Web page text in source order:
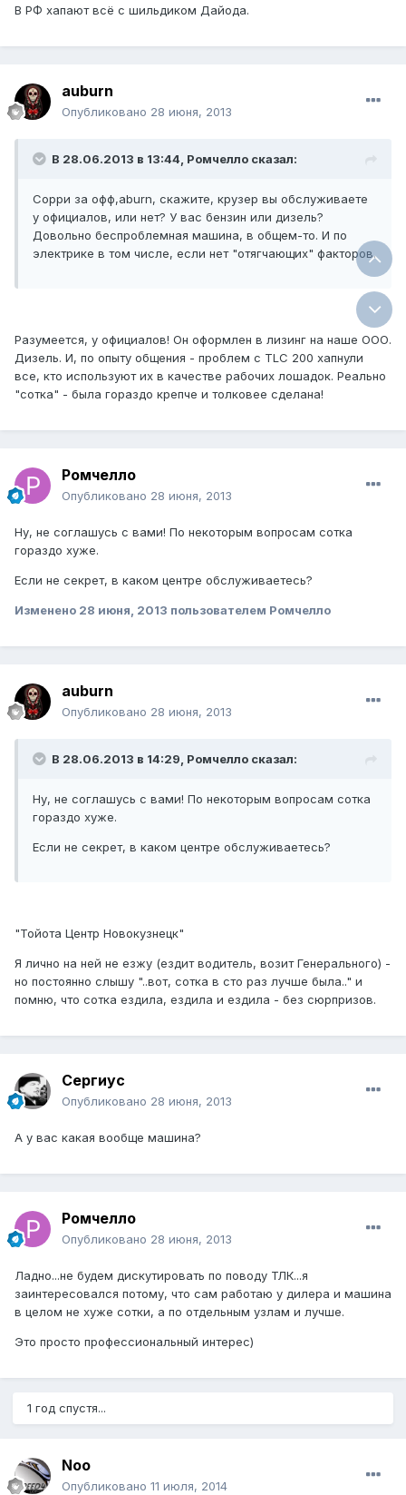
В РФ хапают всё с шильдиком Дайода.
auburn
Опубликовано 28 июня, 2013
В 28.06.2013 в 13:44, Ромчелло сказал:
Сорри за офф,aburn, скажите, крузер вы обслуживаете
у официалов, или нет? У вас бензин или дизель?
Довольно беспроблемная машина, в общем-то. И по
электрике в том числе, если нет "отягчающих" факторов.
Разумеется, у официалов! Он оформлен в лизинг на наше ООО.
Дизель. И, по опыту общения - проблем с TLC 200 хапнули
все, кто используют их в качестве рабочих лошадок. Реально
"сотка" - была гораздо крепче и толковее сделана!
Ромчелло
Опубликовано 28 июня, 2013
Ну, не соглашусь с вами! По некоторым вопросам сотка
гораздо хуже.
Если не секрет, в каком центре обслуживаетесь?
Изменено 28 июня, 2013 пользователем Ромчелло
auburn
Опубликовано 28 июня, 2013
В 28.06.2013 в 14:29, Ромчелло сказал:
Ну, не соглашусь с вами! По некоторым вопросам сотка
гораздо хуже.
Если не секрет, в каком центре обслуживаетесь?
"Тойота Центр Новокузнецк"
Я лично на ней не езжу (ездит водитель, возит Генерального) -
но постоянно слышу "..вот, сотка в сто раз лучше была.." и
помню, что сотка ездила, ездила и ездила - без сюрпризов.
Сергиус
Опубликовано 28 июня, 2013
А у вас какая вообще машина?
Ромчелло
Опубликовано 28 июня, 2013
Ладно...не будем дискутировать по поводу ТЛК...я
заинтересовался потому, что сам работаю у дилера и машина
в целом не хуже сотки, а по отдельным узлам и лучше.
Это просто профессиональный интерес)
1 год спустя...
Noo
Опубликовано 11 июля, 2014